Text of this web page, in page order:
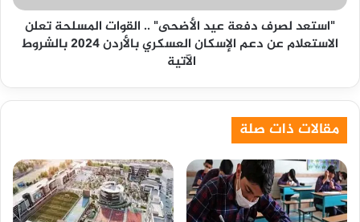
تعلن
الاستعلام
عن
العسكري
2024
بالشروط
الآتية
"استعد لصرف دفعة عيد الأضحى" .. القوات المسلحة تعلن
الاستعلام عن دعم الإسكان العسكري بالأردن 2024 بالشروط
الآتية
مقالات ذات صلة